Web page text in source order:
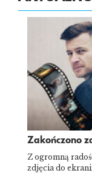
Zakończono
Z ogromną
zdjęcia do